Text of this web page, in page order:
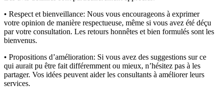
• Respect et bienveillance: Nous vous encourageons à exprimer
votre opinion de manière respectueuse, même si vous avez été déçu
par votre consultation. Les retours honnêtes et bien formulés sont les
bienvenus.
• Propositions d’amélioration: Si vous avez des suggestions sur ce
qui aurait pu être fait différemment ou mieux, n’hésitez pas à les
partager. Vos idées peuvent aider les consultants à améliorer leurs
services.